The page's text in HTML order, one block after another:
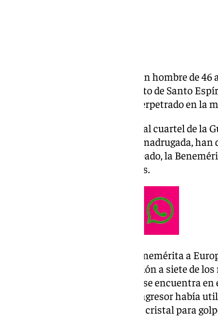
ha detenido a un hombre de
contra los religiosos del convento de Santo
localidad valenciana de Gilet, perpetrado en la
El arrestado ha sido trasladado al cuartel de la
haber sido detenido durante la madrugada,
Tras el ataque perpetrado el sábado, la
del presunto autor de los hechos.
Según explicó este sábado la Benemérita a
, se produjo la agresión a siete de
encontraban, uno de los cuales se encuentra
conocedoras apuntaron que el agresor había
báculo e, incluso, una botella de cristal para